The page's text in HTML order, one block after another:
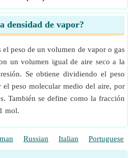
densidad de vapor?
el peso de un volumen de vapor o gas
un volumen igual de aire seco a la
Se obtiene dividiendo el peso
peso molecular medio del aire, por
También se define como la fracción
mol.
Russian Italian Portuguese